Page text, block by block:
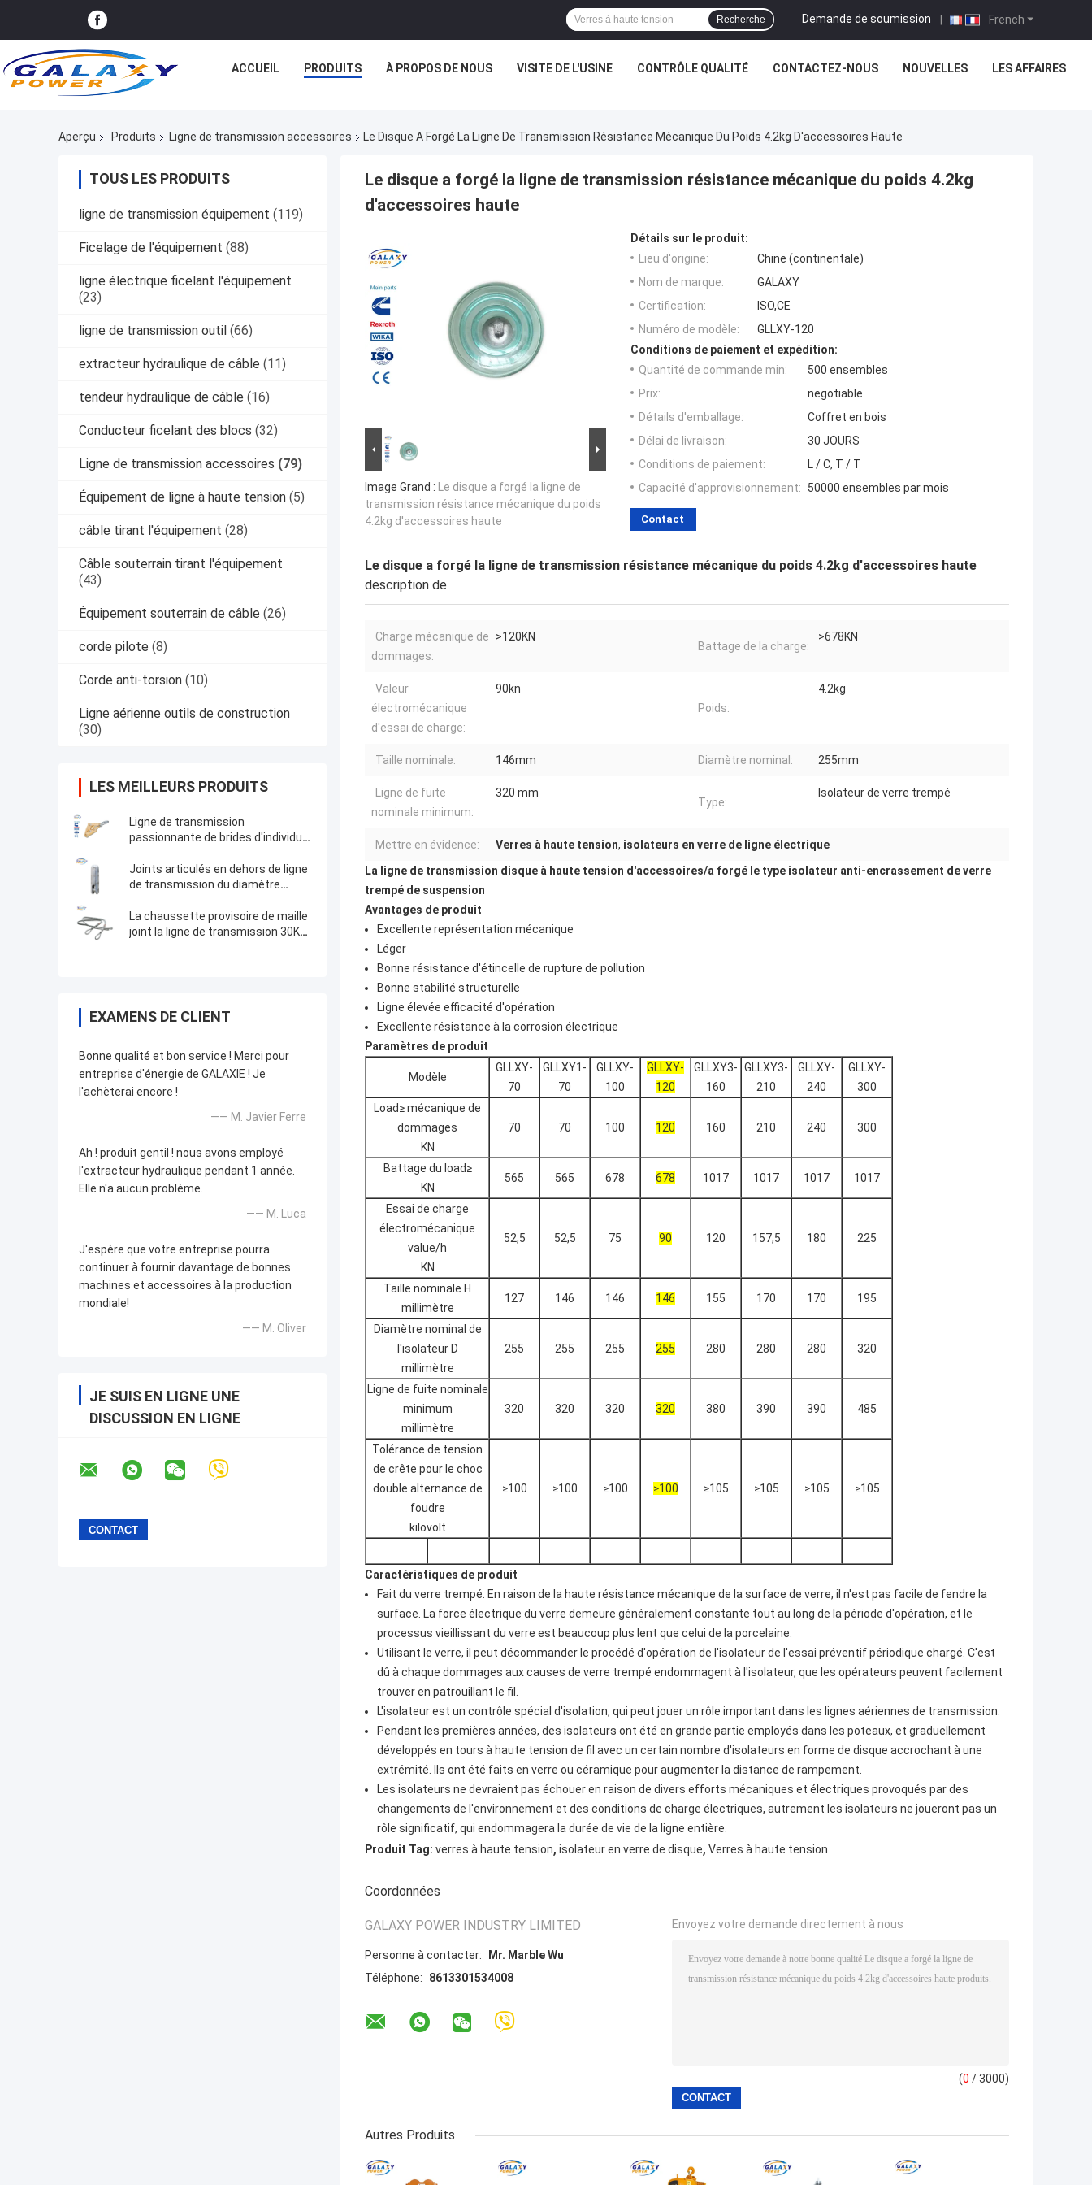
French
Demande de soumission |
Recherche
ACCUEIL PRODUITS À PROPOS DE NOUS VISITE DE L'USINE CONTRÔLE QUALITÉ CONTACTEZ-NOUS NOUVELLES LES AFFAIRES
Aperçu Produits Ligne de transmission accessoires Le Disque A Forgé La Ligne De Transmission Résistance Mécanique Du Poids 4.2kg D'accessoires Haute
TOUS LES PRODUITS
ligne de transmission équipement (119)
Ficelage de l'équipement (88)
ligne électrique ficelant l'équipement
(23)
ligne de transmission outil (66)
extracteur hydraulique de câble (11)
tendeur hydraulique de câble (16)
Conducteur ficelant des blocs (32)
Ligne de transmission accessoires (79)
Équipement de ligne à haute tension (5)
câble tirant l'équipement (28)
Câble souterrain tirant l'équipement
(43)
Équipement souterrain de câble (26)
corde pilote (8)
Corde anti-torsion (10)
Ligne aérienne outils de construction
(30)
LES MEILLEURS PRODUITS
Ligne de transmission
passionnante de brides d'individu
30kg d'accessoires divers
Joints articulés en dehors de ligne
de transmission du diamètre
La chaussette provisoire de maille
joint la ligne de transmission 30KN
EXAMENS DE CLIENT
Bonne qualité et bon service ! Merci pour
entreprise d'énergie de GALAXIE ! Je
l'achèterai encore !
—— M. Javier Ferre
Ah ! produit gentil ! nous avons employé
l'extracteur hydraulique pendant 1 année.
Elle n'a aucun problème.
—— M. Luca
J'espère que votre entreprise pourra
continuer à fournir davantage de bonnes
machines et accessoires à la production
mondiale!
—— M. Oliver
JE SUIS EN LIGNE UNE
DISCUSSION EN LIGNE
Le disque a forgé la ligne de transmission résistance mécanique du poids 4.2kg
d'accessoires haute
Image Grand : Le disque a forgé la ligne de
transmission résistance mécanique du poids
4.2kg d'accessoires haute
Détails sur le produit:
Lieu d'origine:
Chine (continentale)
Nom de marque:
GALAXY
Certification:
ISO,CE
Numéro de modèle:
GLLXY-120
Conditions de paiement et expédition:
Quantité de commande min:
500 ensembles
Prix:
negotiable
Détails d'emballage:
Coffret en bois
Délai de livraison:
30 JOURS
Conditions de paiement:
L / C, T / T
Capacité d'approvisionnement:
50000 ensembles par mois
Contact
Le disque a forgé la ligne de transmission résistance mécanique du poids 4.2kg d'accessoires haute
description de
Charge mécanique de
dommages:
>120KN
Battage de la charge:
>678KN
Valeur
électromécanique
d'essai de charge:
90kn
Poids:
4.2kg
Taille nominale: 146mm Diamètre nominal: 255mm
Ligne de fuite
nominale minimum:
320 mm
Type:
Isolateur de verre trempé
Mettre en évidence: Verres à haute tension, isolateurs en verre de ligne électrique
La ligne de transmission disque à haute tension d'accessoires/a forgé le type isolateur anti-encrassement de verre
trempé de suspension
Avantages de produit
Excellente représentation mécanique
Léger
Bonne résistance d'étincelle de rupture de pollution
Bonne stabilité structurelle
Ligne élevée efficacité d'opération
Excellente résistance à la corrosion électrique
Paramètres de produit
Modèle
GLLXY-
70
GLLXY1-
70
GLLXY-
100
GLLXY-
120
GLLXY3-
160
GLLXY3-
210
GLLXY-
240
GLLXY-
300
Load≥ mécanique de
dommages
KN
70 70 100 120 160 210 240 300
Battage du load≥
KN
565 565 678 678 1017 1017 1017 1017
Essai de charge
électromécanique
value/h
KN
52,5 52,5 75 90 120 157,5 180 225
Taille nominale H
millimètre
127 146 146 146 155 170 170 195
Diamètre nominal de
l'isolateur D
millimètre
255 255 255 255 280 280 280 320
Ligne de fuite nominale
minimum
millimètre
320 320 320 320 380 390 390 485
Tolérance de tension
de crête pour le choc
double alternance de
foudre
kilovolt
≥100 ≥100 ≥100 ≥100 ≥105 ≥105 ≥105 ≥105
Caractéristiques de produit
Fait du verre trempé. En raison de la haute résistance mécanique de la surface de verre, il n'est pas facile de fendre la
surface. La force électrique du verre demeure généralement constante tout au long de la période d'opération, et le
processus vieillissant du verre est beaucoup plus lent que celui de la porcelaine.
Utilisant le verre, il peut décommander le procédé d'opération de l'isolateur de l'essai préventif périodique chargé. C'est
dû à chaque dommages aux causes de verre trempé endommagent à l'isolateur, que les opérateurs peuvent facilement
trouver en patrouillant le fil.
L'isolateur est un contrôle spécial d'isolation, qui peut jouer un rôle important dans les lignes aériennes de transmission.
Pendant les premières années, des isolateurs ont été en grande partie employés dans les poteaux, et graduellement
développés en tours à haute tension de fil avec un certain nombre d'isolateurs en forme de disque accrochant à une
extrémité. Ils ont été faits en verre ou céramique pour augmenter la distance de rampement.
Les isolateurs ne devraient pas échouer en raison de divers efforts mécaniques et électriques provoqués par des
changements de l'environnement et des conditions de charge électriques, autrement les isolateurs ne joueront pas un
rôle significatif, qui endommagera la durée de vie de la ligne entière.
Produit Tag: verres à haute tension, isolateur en verre de disque, Verres à haute tension
Coordonnées
GALAXY POWER INDUSTRY LIMITED
Personne à contacter:
Mr. Marble Wu
Téléphone:
8613301534008
Envoyez votre demande directement à nous
(0 / 3000)
Autres Produits